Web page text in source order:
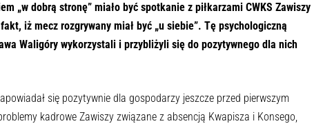
„w dobrą stronę” miało być spotkanie z piłkarzami CWKS Zawiszy
iż mecz rozgrywany miał być „u siebie”. Tę psychologiczną
Waligóry wykorzystali i przybliżyli się do pozytywnego dla nich
się pozytywnie dla gospodarzy jeszcze przed pierwszym
kadrowe Zawiszy związane z absencją Kwapisza i Konsego,